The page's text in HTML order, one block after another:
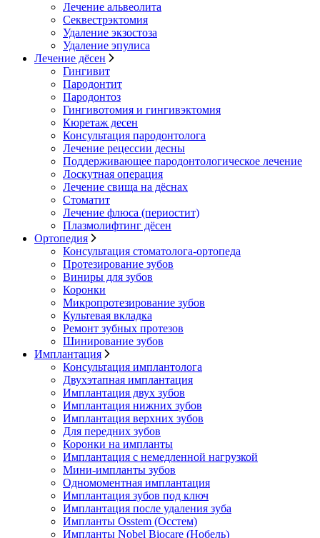
Лечение альвеолита
Секвестрэктомия
Удаление экзостоза
Удаление эпулиса
Лечение дёсен
Гингивит
Пародонтит
Пародонтоз
Гингивотомия и гингивэктомия
Кюретаж десен
Консультация пародонтолога
Лечение рецессии десны
Поддерживающее пародонтологическое лечение
Лоскутная операция
Лечение свища на дёснах
Стоматит
Лечение флюса (периостит)
Плазмолифтинг дёсен
Ортопедия
Консультация стоматолога-ортопеда
Протезирование зубов
Виниры для зубов
Коронки
Микропротезирование зубов
Культевая вкладка
Ремонт зубных протезов
Шинирование зубов
Имплантация
Консультация имплантолога
Двухэтапная имплантация
Имплантация двух зубов
Имплантация нижних зубов
Имплантация верхних зубов
Для передних зубов
Коронки на импланты
Имплантация с немедленной нагрузкой
Мини-импланты зубов
Одномоментная имплантация
Имплантация зубов под ключ
Имплантация после удаления зуба
Импланты Osstem (Осстем)
Импланты Nobel Biocare (Нобель)